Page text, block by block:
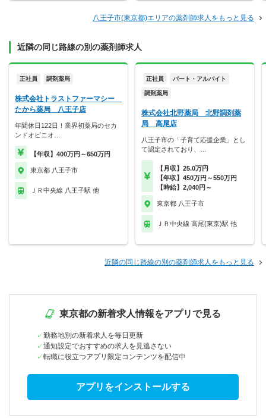
八王子市(東京都)エリアの薬剤師求人をもっと見る
近隣の同じ路線の別の薬剤師求人
正社員 調剤薬局
株式会社トラストファーマシー
たから薬局 八王子店
年間休日122日！業界初薬局のセカ
ンドオピニオ…
【年収】400万円～650万円
東京都 八王子市
ＪＲ中央線 八王子駅 他
正社員 パート・アルバイト
調剤薬局
株式会社北野薬局 北野調剤薬
局 高尾店
八王子市の「子育て応援企業」とし
て認定されており、…
【月収】25.0万円
【年収】450万円～550万円
【時給】2,040円～
東京都 八王子市
ＪＲ中央線 高尾(東京)駅 他
近隣の同じ路線の別の薬剤師求人をもっと見る
東京都の新着求人情報をアプリで見る
勤務地別の新着求人を毎日更新
通知設定でおすすめの求人を見逃さない
転職に役立つアプリ限定コンテンツを配信中
アプリをインストールする